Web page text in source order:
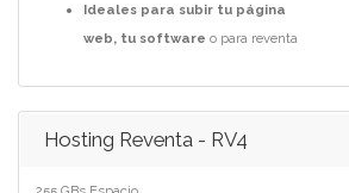
Ideales para subir tu página
web, tu software o para reventa
Hosting Reventa - RV4